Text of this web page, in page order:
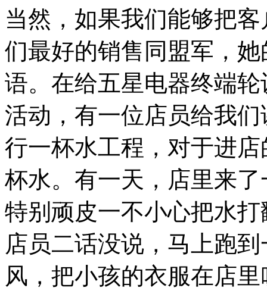
当然，如果我们能够把
们最好的销售同盟军，
语。在给五星电器终端
活动，有一位店员给我
行一杯水工程，对于进
杯水。有一天，店里来
特别顽皮一不小心把水
店员二话没说，马上跑
风，把小孩的衣服在店